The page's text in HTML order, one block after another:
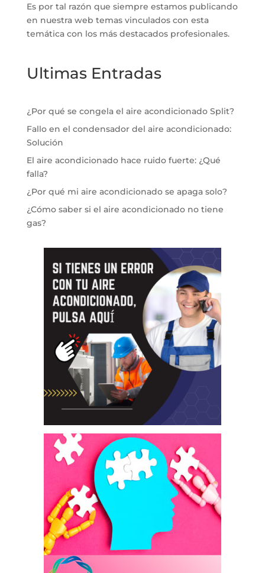
Es por tal razón que siempre estamos publicando
en nuestra web temas vinculados con esta
temática con los más destacados profesionales.
Ultimas Entradas
¿Por qué se congela el aire acondicionado Split?
Fallo en el condensador del aire acondicionado:
Solución
El aire acondicionado hace ruido fuerte: ¿Qué
falla?
¿Por qué mi aire acondicionado se apaga solo?
¿Cómo saber si el aire acondicionado no tiene
gas?